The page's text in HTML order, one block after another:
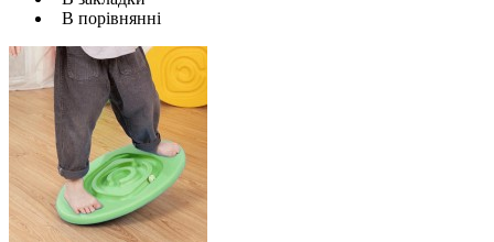
В порівнянні